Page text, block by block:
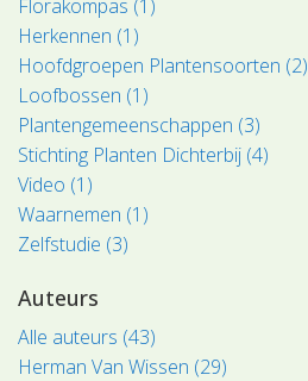
Florakompas (1)
Herkennen (1)
Hoofdgroepen Plantensoorten (2)
Loofbossen (1)
Plantengemeenschappen (3)
Stichting Planten Dichterbij (4)
Video (1)
Waarnemen (1)
Zelfstudie (3)
Auteurs
Alle auteurs (43)
Herman Van Wissen (29)